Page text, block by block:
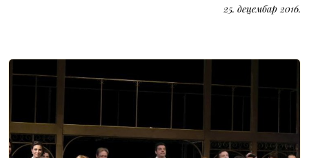
25. децембар 2016.